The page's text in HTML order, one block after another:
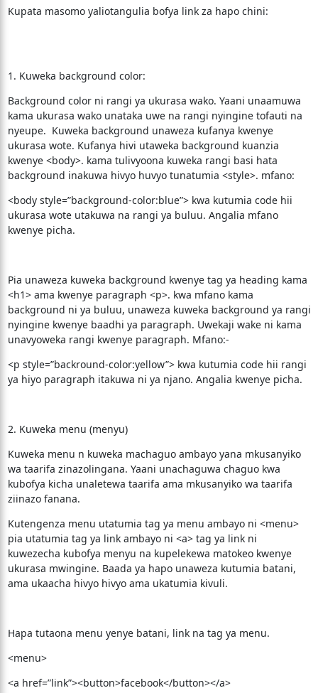
Kupata masomo yaliotangulia bofya link za hapo chini:
1. Kuweka background color:
Background color ni rangi ya ukurasa wako. Yaani unaamuwa
kama ukurasa wako unataka uwe na rangi nyingine tofauti na
nyeupe. Kuweka background unaweza kufanya kwenye
ukurasa wote. Kufanya hivi utaweka background kuanzia
kwenye <body>. kama tulivyoona kuweka rangi basi hata
background inakuwa hivyo huvyo tunatumia <style>. mfano:
<body style=”background-color:blue”> kwa kutumia code hii
ukurasa wote utakuwa na rangi ya buluu. Angalia mfano
kwenye picha.
Pia unaweza kuweka background kwenye tag ya heading kama
<h1> ama kwenye paragraph <p>. kwa mfano kama
background ni ya buluu, unaweza kuweka background ya rangi
nyingine kwenye baadhi ya paragraph. Uwekaji wake ni kama
unavyoweka rangi kwenye paragraph. Mfano:-
<p style=”backround-color:yellow”> kwa kutumia code hii rangi
ya hiyo paragraph itakuwa ni ya njano. Angalia kwenye picha.
2. Kuweka menu (menyu)
Kuweka menu n kuweka machaguo ambayo yana mkusanyiko
wa taarifa zinazolingana. Yaani unachaguwa chaguo kwa
kubofya kicha unaletewa taarifa ama mkusanyiko wa taarifa
ziinazo fanana.
Kutengenza menu utatumia tag ya menu ambayo ni <menu>
pia utatumia tag ya link ambayo ni <a> tag ya link ni
kuwezecha kubofya menyu na kupelekewa matokeo kwenye
ukurasa mwingine. Baada ya hapo unaweza kutumia batani,
ama ukaacha hivyo hivyo ama ukatumia kivuli.
Hapa tutaona menu yenye batani, link na tag ya menu.
<menu>
<a href=”link”><button>facebook</button></a>